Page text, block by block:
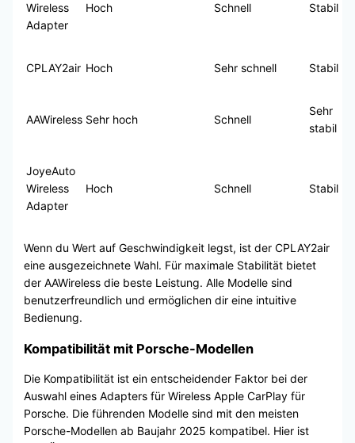
Wireless
Adapter
Hoch Schnell Stabil
CPLAY2air Hoch Sehr schnell Stabil
AAWireless Sehr hoch Schnell
Sehr
stabil
JoyeAuto
Wireless
Adapter
Hoch Schnell Stabil
Wenn du Wert auf Geschwindigkeit legst, ist der CPLAY2air
eine ausgezeichnete Wahl. Für maximale Stabilität bietet
der AAWireless die beste Leistung. Alle Modelle sind
benutzerfreundlich und ermöglichen dir eine intuitive
Bedienung.
Kompatibilität mit Porsche-Modellen
Die Kompatibilität ist ein entscheidender Faktor bei der
Auswahl eines Adapters für Wireless Apple CarPlay für
Porsche. Die führenden Modelle sind mit den meisten
Porsche-Modellen ab Baujahr 2025 kompatibel. Hier ist